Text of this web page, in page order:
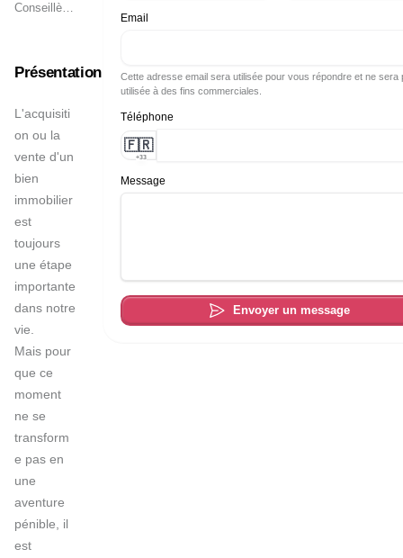
Conseillère
alentours
Présentation
L'acquisiti
on ou la
vente d'un
bien
immobilier
est
toujours
une étape
importante
dans notre
vie.
Mais pour
que ce
moment
ne se
transform
e pas en
une
aventure
pénible, il
est
Email
Cette adresse email sera utilisée pour vous répondre et ne sera
utilisée à des fins commerciales.
Téléphone
🇫🇷
+33
Message
Envoyer un message